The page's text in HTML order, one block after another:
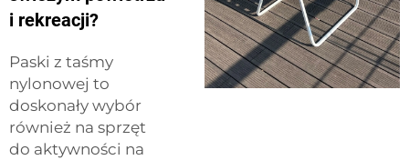
i rekreacji?
Paski z taśmy
nylonowej to
doskonały wybór
również na sprzęt
do aktywności na